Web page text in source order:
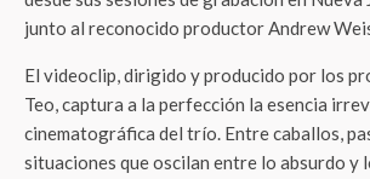
junto al reconocido productor Andrew
El videoclip, dirigido y producido por los
Teo, captura a la perfección la esencia
cinematográfica del trío. Entre caballos,
situaciones que oscilan entre lo absurdo y